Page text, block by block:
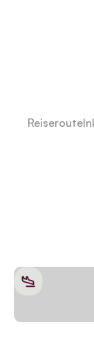
Reiseroute